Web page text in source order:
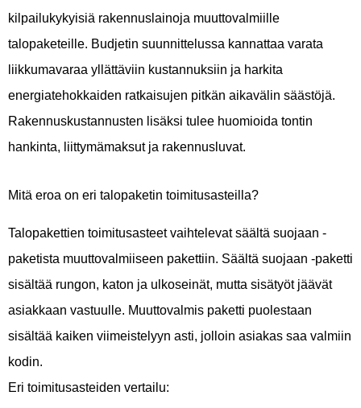
kilpailukykyisiä rakennuslainoja muuttovalmiille
talopaketeille. Budjetin suunnittelussa kannattaa varata
liikkumavaraa yllättäviin kustannuksiin ja harkita
energiatehokkaiden ratkaisujen pitkän aikavälin säästöjä.
Rakennuskustannusten lisäksi tulee huomioida tontin
hankinta, liittymämaksut ja rakennusluvat.
Mitä eroa on eri talopaketin toimitusasteilla?
Talopakettien toimitusasteet vaihtelevat säältä suojaan -
paketista muuttovalmiiseen pakettiin. Säältä suojaan -paketti
sisältää rungon, katon ja ulkoseinät, mutta sisätyöt jäävät
asiakkaan vastuulle. Muuttovalmis paketti puolestaan
sisältää kaiken viimeistelyyn asti, jolloin asiakas saa valmiin
kodin.
Eri toimitusasteiden vertailu: